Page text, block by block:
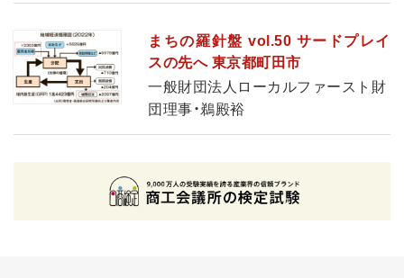
まちの羅針盤 vol.50 サードプレイ
スの先へ 東京都町田市
一般財団法人ローカルファースト財
団理事・鵜殿裕